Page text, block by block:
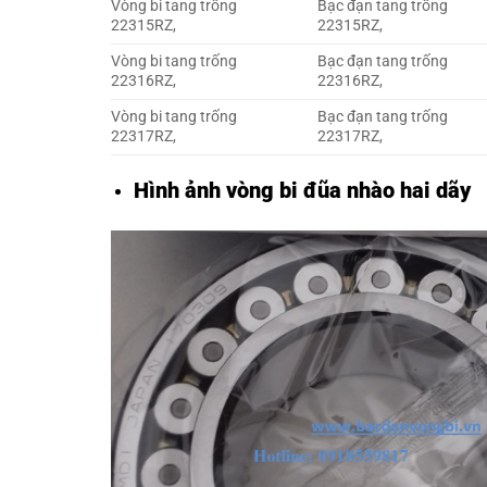
Vòng bi tang trống
22315RZ,
Bạc đạn tang trống
22315RZ,
Vòng bi tang trống
22316RZ,
Bạc đạn tang trống
22316RZ,
Vòng bi tang trống
22317RZ,
Bạc đạn tang trống
22317RZ,
Hình ảnh vòng bi đũa nhào hai dãy